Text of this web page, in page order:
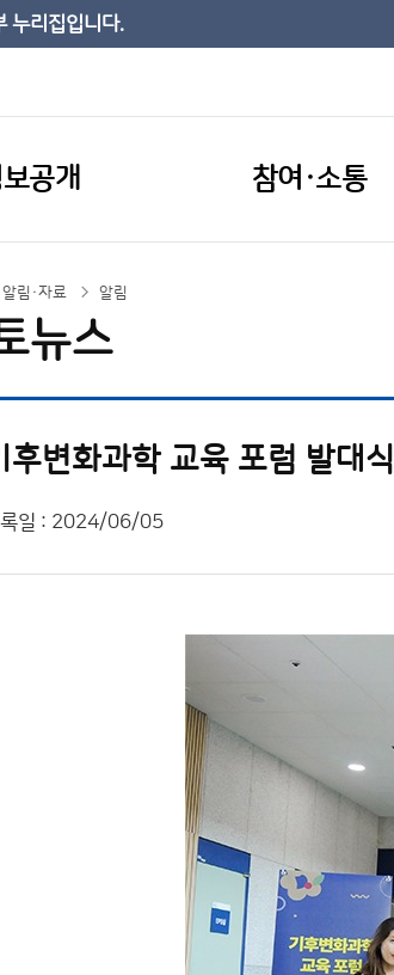
누리집입니다.
공개 참여·소통
알림·자료 알림
뉴스
후변화과학 교육 포럼 발대식
일 : 2024/06/05